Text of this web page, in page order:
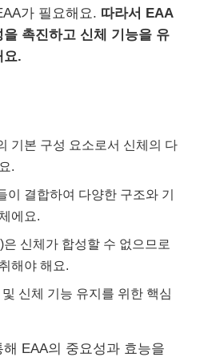
가 필요해요. 따라서 EAA
촉진하고 신체 기능을 유
요.
기본 구성 요소로서 신체의 다
.
이 결합하여 다양한 구조와 기
에요.
신체가 합성할 수 없으므로
해야 해요.
신체 기능 유지를 위한 핵심
EAA의 중요성과 효능을